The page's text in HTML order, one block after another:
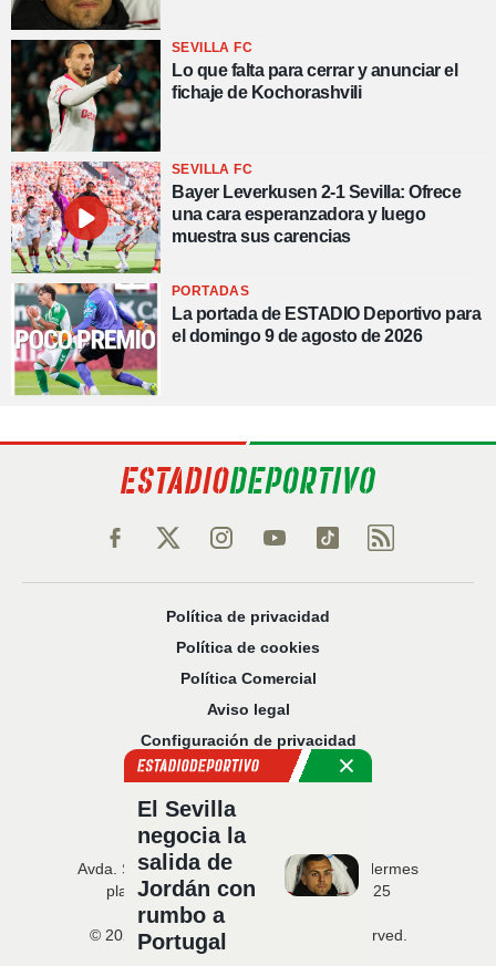
SEVILLA FC
Lo que falta para cerrar y anunciar el
fichaje de Kochorashvili
SEVILLA FC
Bayer Leverkusen 2-1 Sevilla: Ofrece
una cara esperanzadora y luego
muestra sus carencias
PORTADAS
La portada de ESTADIO Deportivo para
el domingo 9 de agosto de 2026
Política de privacidad
Política de cookies
Política Comercial
Aviso legal
Configuración de privacidad
Sobre nosotros
Código Ético
Avda. San Francisco Javier, 22 · Edificio Hermes
planta 5 · 41018 Sevilla · T. 954 216 525
© 2026 Estadio Deportivo. All rights reserved.
El Sevilla
negocia la
salida de
Jordán con
rumbo a
Portugal